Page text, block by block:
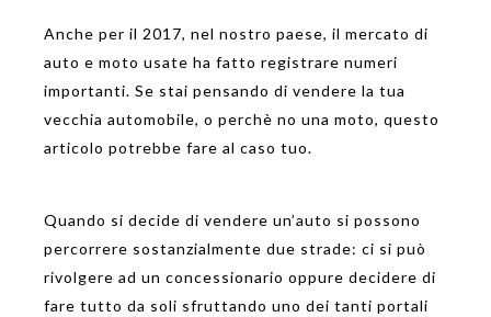
Anche per il 2017, nel nostro paese, il mercato di
auto e moto usate ha fatto registrare numeri
importanti. Se stai pensando di vendere la tua
vecchia automobile, o perchè no una moto, questo
articolo potrebbe fare al caso tuo.
Quando si decide di vendere un’auto si possono
percorrere sostanzialmente due strade: ci si può
rivolgere ad un concessionario oppure decidere di
fare tutto da soli sfruttando uno dei tanti portali